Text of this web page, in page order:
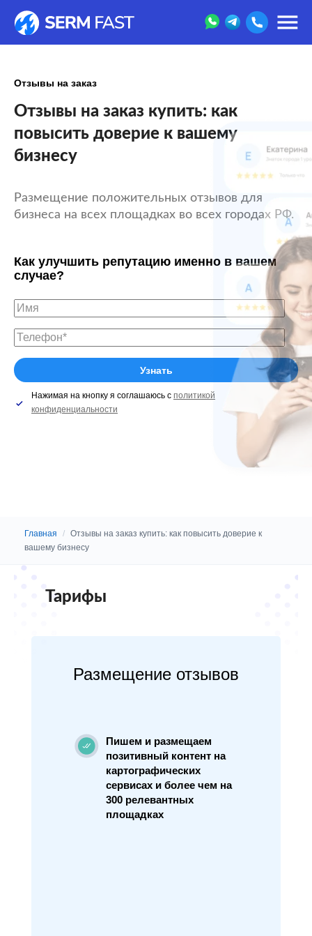
Отзывы на заказ
Отзывы на заказ купить: как
повысить доверие к вашему
бизнесу
Размещение положительных отзывов для
бизнеса на всех площадках во всех городах РФ.
Как улучшить репутацию именно в вашем
случае?
Нажимая на кнопку я соглашаюсь с политикой
конфиденциальности
Главная / Отзывы на заказ купить: как повысить доверие к
вашему бизнесу
Тарифы
Размещение отзывов
Пишем и размещаем
позитивный контент на
картографических
сервисах и более чем на
300 релевантных
площадках